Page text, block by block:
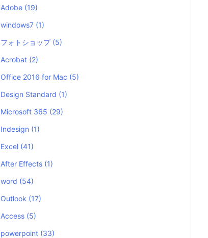
Adobe (19)
windows7 (1)
フォトショップ (5)
Acrobat (2)
Office 2016 for Mac (5)
Design Standard (1)
Microsoft 365 (29)
Indesign (1)
Excel (41)
After Effects (1)
word (54)
Outlook (17)
Access (5)
powerpoint (33)